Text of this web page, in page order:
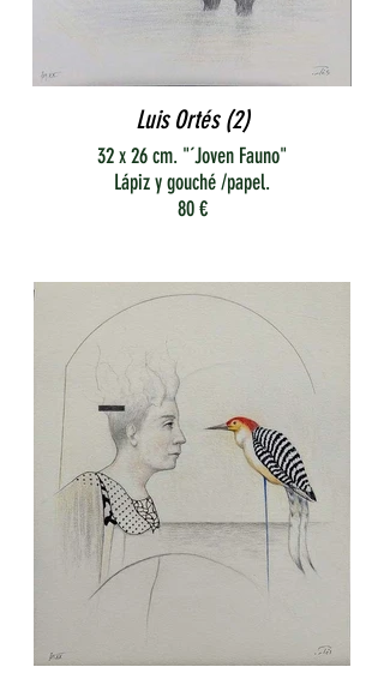
Luis Ortés (2)
32 x 26 cm. "´Joven Fauno"
Lápiz y gouché /papel.
80 €